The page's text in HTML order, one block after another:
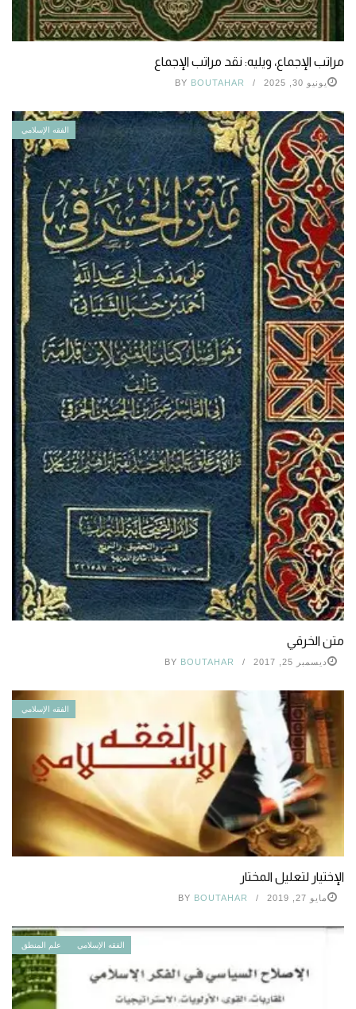
مراتب الإجماع، ويليه: نقد مراتب الإجماع
يونيو 30, 2025 BY BOUTAHAR
الفقه الإسلامي
متن الخرقي
ديسمبر 25, 2017 BY BOUTAHAR
الفقه الإسلامي
الإختيار لتعليل المختار
مايو 27, 2019 BY BOUTAHAR
الفقه الإسلامي علم المنطق